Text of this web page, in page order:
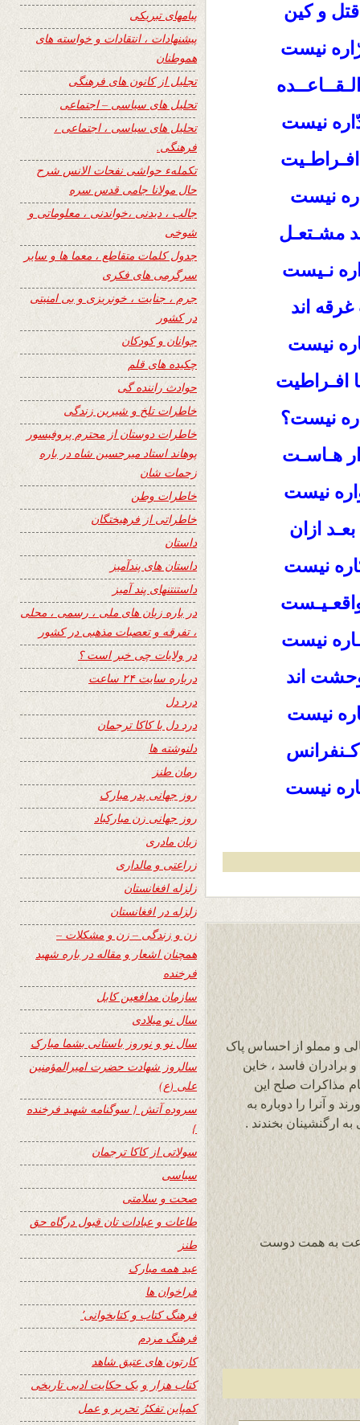
قتل و کین
نیست
نیست
نیست
مشـتعـل
نـیست
اند
نیست
افـراطیت
نیست؟
هـاسـت
نیست
ازان
نیست
نیست
اند
نیست
نیست
و مملو از احساس پاک
و برادران فاسد ، خاین
مذاکرات صلح این
و آنرا را دوباره به
ارگنشینان بخندند .
از روشنگری های سایت 24 ساعت به همت دوست
پیامهای تبریکی
پیشنهادات ، انتقادات و خواسته های
هموطنان
تجلیل از کانون های فرهنگی
تحلیل های سیاسی – اجتماعی
تحلیل های سیاسی ، اجتماعی ،
فرهنگی.
تکملهء حواشی نفحات الانس شرح
حال مولانا جامی قدس سره
جالب ، دیدنی ،خواندنی ، معلوماتی و
شوخی
جدول کلمات متقاطع ، معما ها و سایر
سرگرمی های فکری
جرم ، جنایت ، خونریزی و بی امنیتی
در کشور
جوانان و کودکان
چکیده های قلم
حوادث راننده گی
خاطرات تلخ و شیرین زندگی
خاطرات دوستان از محترم پروفیسور
پوهاند استاد میرحسین شاه در باره
زحمات شان
خاطرات وطن
خاطراتی از فرهیختگان
داستان
داستان های پندآمیز
داستنتنهای پند آمیز
در باره زبان های ملی ، رسمی ، محلی
، تفرقه و تعصبات مذهبی در کشور
در ولایات چی خبر است ؟
درباره سایت ۲۴ ساعت
درد دل
درد دل با کاکا ترجمان
دلنوشته ها
رمان طنز
روز جهانی پدر مبارک
روز جهانی زن مبارکباد
زبان مادری
زراعتی و مالداری
زلزله افغانستان
زلزله در افغانستان
زن و زندگی – زن و مشکلات –
همچنان اشعار و مقاله در باره شهید
فرخنده
سازمان مدافعین کابل
سال نو میلادی
سال نو و نوروز باستانی بشما مبارک
سالروز شهادت حضرت امیرالمؤمنین
علی (ع)
سروده آتش { سوگنامه شهید فرخنده
}
سولاتی از کاکا ترجمان
سیاسی
صحت و سلامتی
طاعات و عبادات تان قبول درگاه حق
طنز
عید همه مبارک
فراخوان ها
فرهنگ کتاب و کتابخوانی٬
فرهنگ مردم
کارتون های عتیق شاهد
کتاب هزار و یک حکایت ادبی تاریخی
کمپاین تفکرُ تحریر و عمل